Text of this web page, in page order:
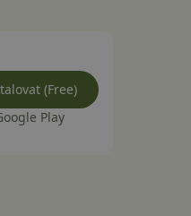
(Free)
Play